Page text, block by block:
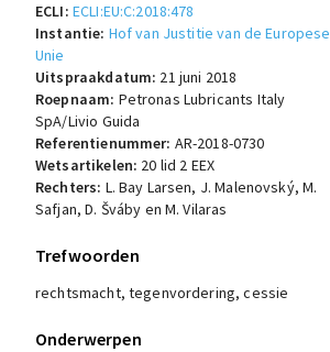
ECLI: ECLI:EU:C:2018:478
Instantie: Hof van Justitie van de Europese
Unie
Uitspraakdatum: 21 juni 2018
Roepnaam: Petronas Lubricants Italy
SpA/Livio Guida
Referentienummer: AR-2018-0730
Wetsartikelen: 20 lid 2 EEX
Rechters: L. Bay Larsen, J. Malenovský, M.
Safjan, D. Šváby en M. Vilaras
Trefwoorden
rechtsmacht, tegenvordering, cessie
Onderwerpen